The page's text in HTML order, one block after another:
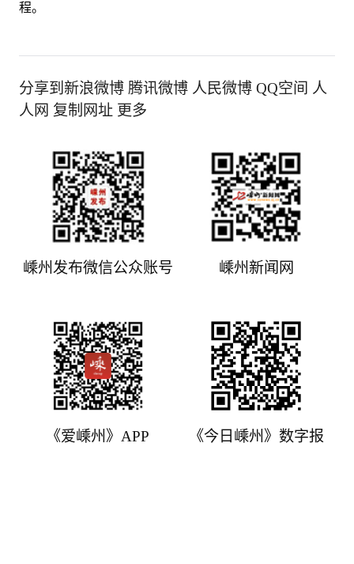
程。
分享到新浪微博 腾讯微博 人民微博 QQ空间 人
人网 复制网址 更多
嵊州发布微信公众账号 嵊州新闻网
《爱嵊州》APP 《今日嵊州》数字报